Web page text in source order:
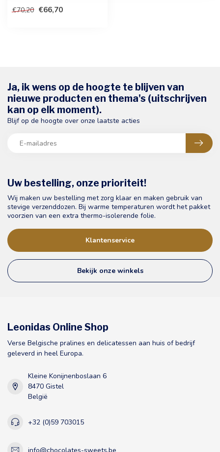
pure...
€70,20 €66,70
Uw bestelling, onze prioriteit!
Wij maken uw bestelling met zorg klaar en maken gebruik van
stevige verzenddozen. Bij warme temperaturen wordt het pakket
voorzien van een extra thermo-isolerende folie.
Klantenservice
Bekijk onze winkels
Ja, ik wens op de hoogte te blijven van
nieuwe producten en thema's (uitschrijven
kan op elk moment).
Blijf op de hoogte over onze laatste acties
Leonidas Online Shop
Verse Belgische pralines en delicatessen aan huis of bedrijf
geleverd in heel Europa.
Kleine Konijnenboslaan 6
8470 Gistel
België
+32 (0)59 703015
info@chocolates-sweets.be